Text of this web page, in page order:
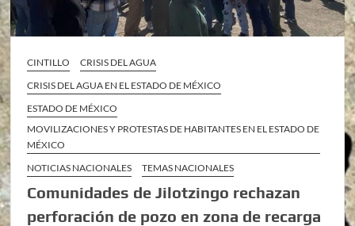
CINTILLO
CRISIS DEL AGUA
CRISIS DEL AGUA EN EL ESTADO DE MÉXICO
ESTADO DE MÉXICO
MOVILIZACIONES Y PROTESTAS DE HABITANTES EN EL ESTADO DE
MÉXICO
NOTICIAS NACIONALES
TEMAS NACIONALES
Comunidades de Jilotzingo rechazan
perforación de pozo en zona de recarga